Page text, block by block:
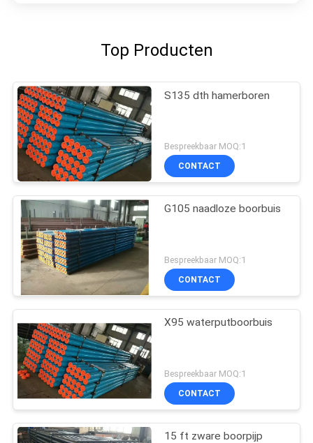
Top Producten
S135 dth hamerboren
Bespreekbaar MOQ:1
CONTACT
G105 naadloze boorbuis
Bespreekbaar MOQ:1
CONTACT
X95 waterputboorbuis
Bespreekbaar MOQ:1
CONTACT
15 ft zware boorpijp